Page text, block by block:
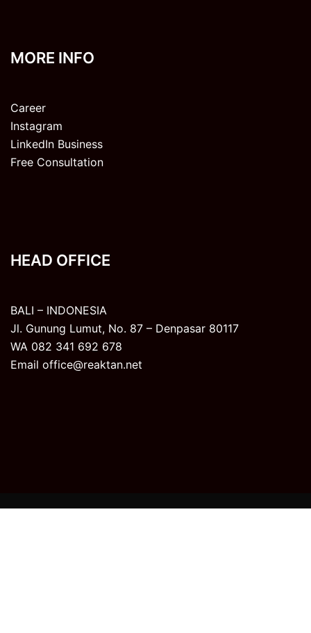
MORE INFO
Career
Instagram
LinkedIn Business
Free Consultation
HEAD OFFICE
BALI – INDONESIA
Jl. Gunung Lumut, No. 87 – Denpasar 80117
WA 082 341 692 678
Email office@reaktan.net